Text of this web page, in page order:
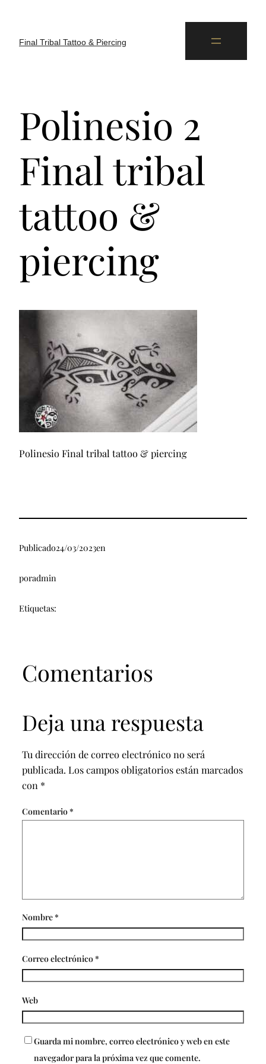
Final Tribal Tattoo & Piercing
Polinesio 2
Final tribal
tattoo &
piercing
Polinesio Final tribal tattoo & piercing
Publicado24/03/2023en
poradmin
Etiquetas:
Comentarios
Deja una respuesta
Tu dirección de correo electrónico no será
publicada. Los campos obligatorios están marcados
con *
Comentario*
Nombre*
Correo electrónico*
Web
Guarda mi nombre, correo electrónico y web en este
navegador para la próxima vez que comente.